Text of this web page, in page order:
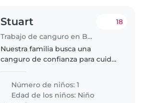
Stuart
Trabajo de canguro en Barcelona
18
Nuestra familia busca una
canguro de confianza para cuidar
Preferimos que la atención sea
en vuestro domicilio. Buscamos a
alguien cariñoso, paciente y con..
Número de niños: 1
Edad de los niños: Niño